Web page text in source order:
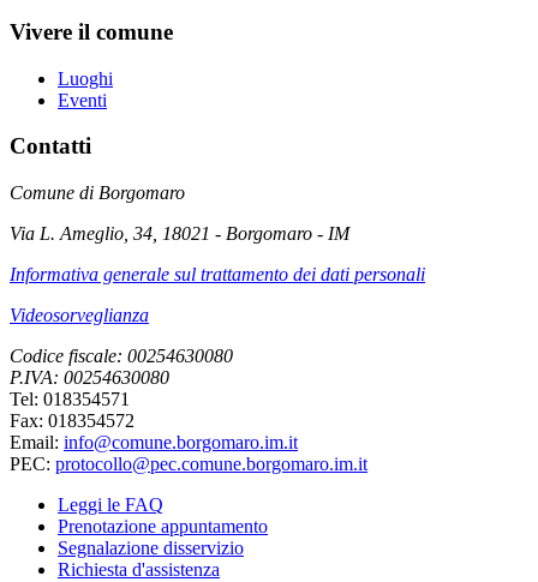
Vivere il comune
Luoghi
Eventi
Contatti
Comune di Borgomaro
Via L. Ameglio, 34, 18021 - Borgomaro - IM
Informativa generale sul trattamento dei dati personali
Videosorveglianza
Codice fiscale: 00254630080
P.IVA: 00254630080
Tel: 018354571
Fax: 018354572
Email: info@comune.borgomaro.im.it
PEC: protocollo@pec.comune.borgomaro.im.it
Leggi le FAQ
Prenotazione appuntamento
Segnalazione disservizio
Richiesta d'assistenza